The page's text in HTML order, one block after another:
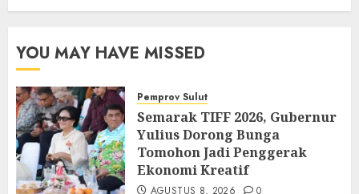
YOU MAY HAVE MISSED
Pemprov Sulut
Semarak TIFF 2026, Gubernur
Yulius Dorong Bunga
Tomohon Jadi Penggerak
Ekonomi Kreatif
AGUSTUS 8, 2026 0